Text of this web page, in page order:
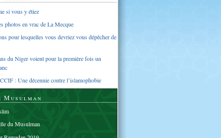
si vous y étiez
photos en vrac de La Mecque
pour lesquelles vous devriez vous dépêcher de
du Niger voient pour la première fois un
: Une décennie contre l’islamophobie
Musulman
du Musulman